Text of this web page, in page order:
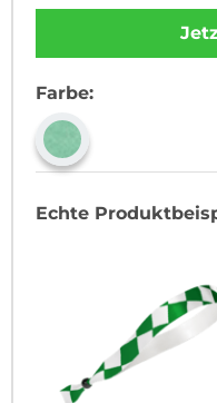
Farbe:
Echte